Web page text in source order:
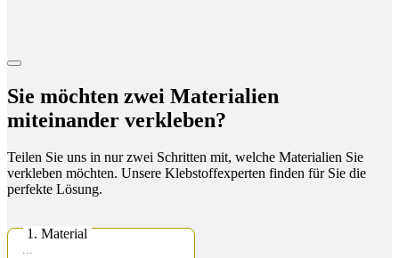
Sie möchten zwei Materialien
miteinander verkleben?
Teilen Sie uns in nur zwei Schritten mit, welche Materialien Sie
verkleben möchten. Unsere Klebstoffexperten finden für Sie die
perfekte Lösung.
1. Material